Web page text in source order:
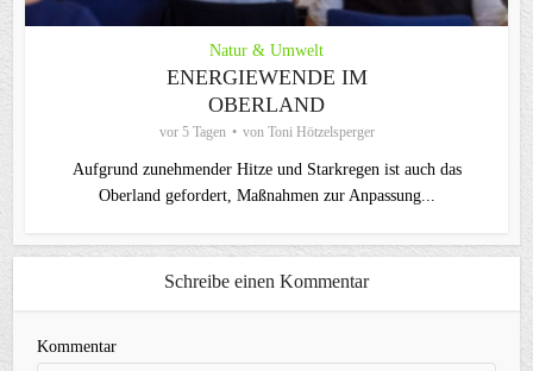
Natur & Umwelt
ENERGIEWENDE IM
OBERLAND
vor 5 Tagen von Toni Hötzelsperger
Aufgrund zunehmender Hitze und Starkregen ist auch das
Oberland gefordert, Maßnahmen zur Anpassung...
Schreibe einen Kommentar
Kommentar